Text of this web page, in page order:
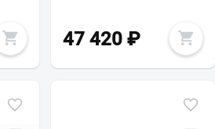
47 420 ₽